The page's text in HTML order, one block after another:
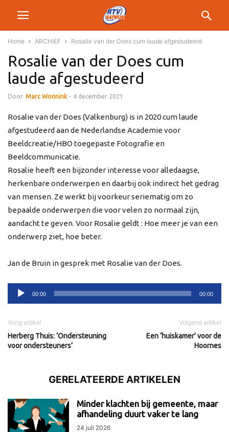
Home ARCHIEF Rosalie van der Does cum laude afgestudeerd
Rosalie van der Does cum
laude afgestudeerd
Door Marc Wonnink - 4 december 2021
Rosalie van der Does (Valkenburg) is in 2020 cum laude
afgestudeerd aan de Nederlandse Academie voor
Beeldcreatie/HBO toegepaste Fotografie en
Beeldcommunicatie.
Rosalie heeft een bijzonder interesse voor alledaagse,
herkenbare onderwerpen en daarbij ook indirect het gedrag
van mensen. Ze werkt bij voorkeur seriematig om zo
bepaalde onderwerpen die voor velen zo normaal zijn,
aandacht te geven. Voor Rosalie geldt : Hoe meer je van een
onderwerp ziet, hoe beter.
Jan de Bruin in gesprek met Rosalie van der Does.
Audiospeler
00:00 00:00
Vorig artikel
Herberg Thuis: ‘Ondersteuning
voor ondersteuners’
Volgend artikel
Een ‘huiskamer’ voor de
Hoornes
GERELATEERDE ARTIKELEN
Minder klachten bij gemeente, maar
afhandeling duurt vaker te lang
24 juli 2026